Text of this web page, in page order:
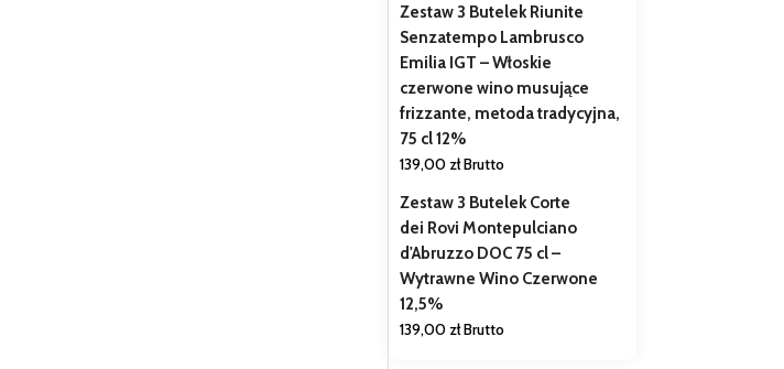
Zestaw 3 Butelek Riunite
Senzatempo Lambrusco
Emilia IGT – Włoskie
czerwone wino musujące
frizzante, metoda tradycyjna,
75 cl 12%
139,00 złBrutto
Zestaw 3 Butelek Corte
dei Rovi Montepulciano
d'Abruzzo DOC 75 cl –
Wytrawne Wino Czerwone
12,5%
139,00 złBrutto